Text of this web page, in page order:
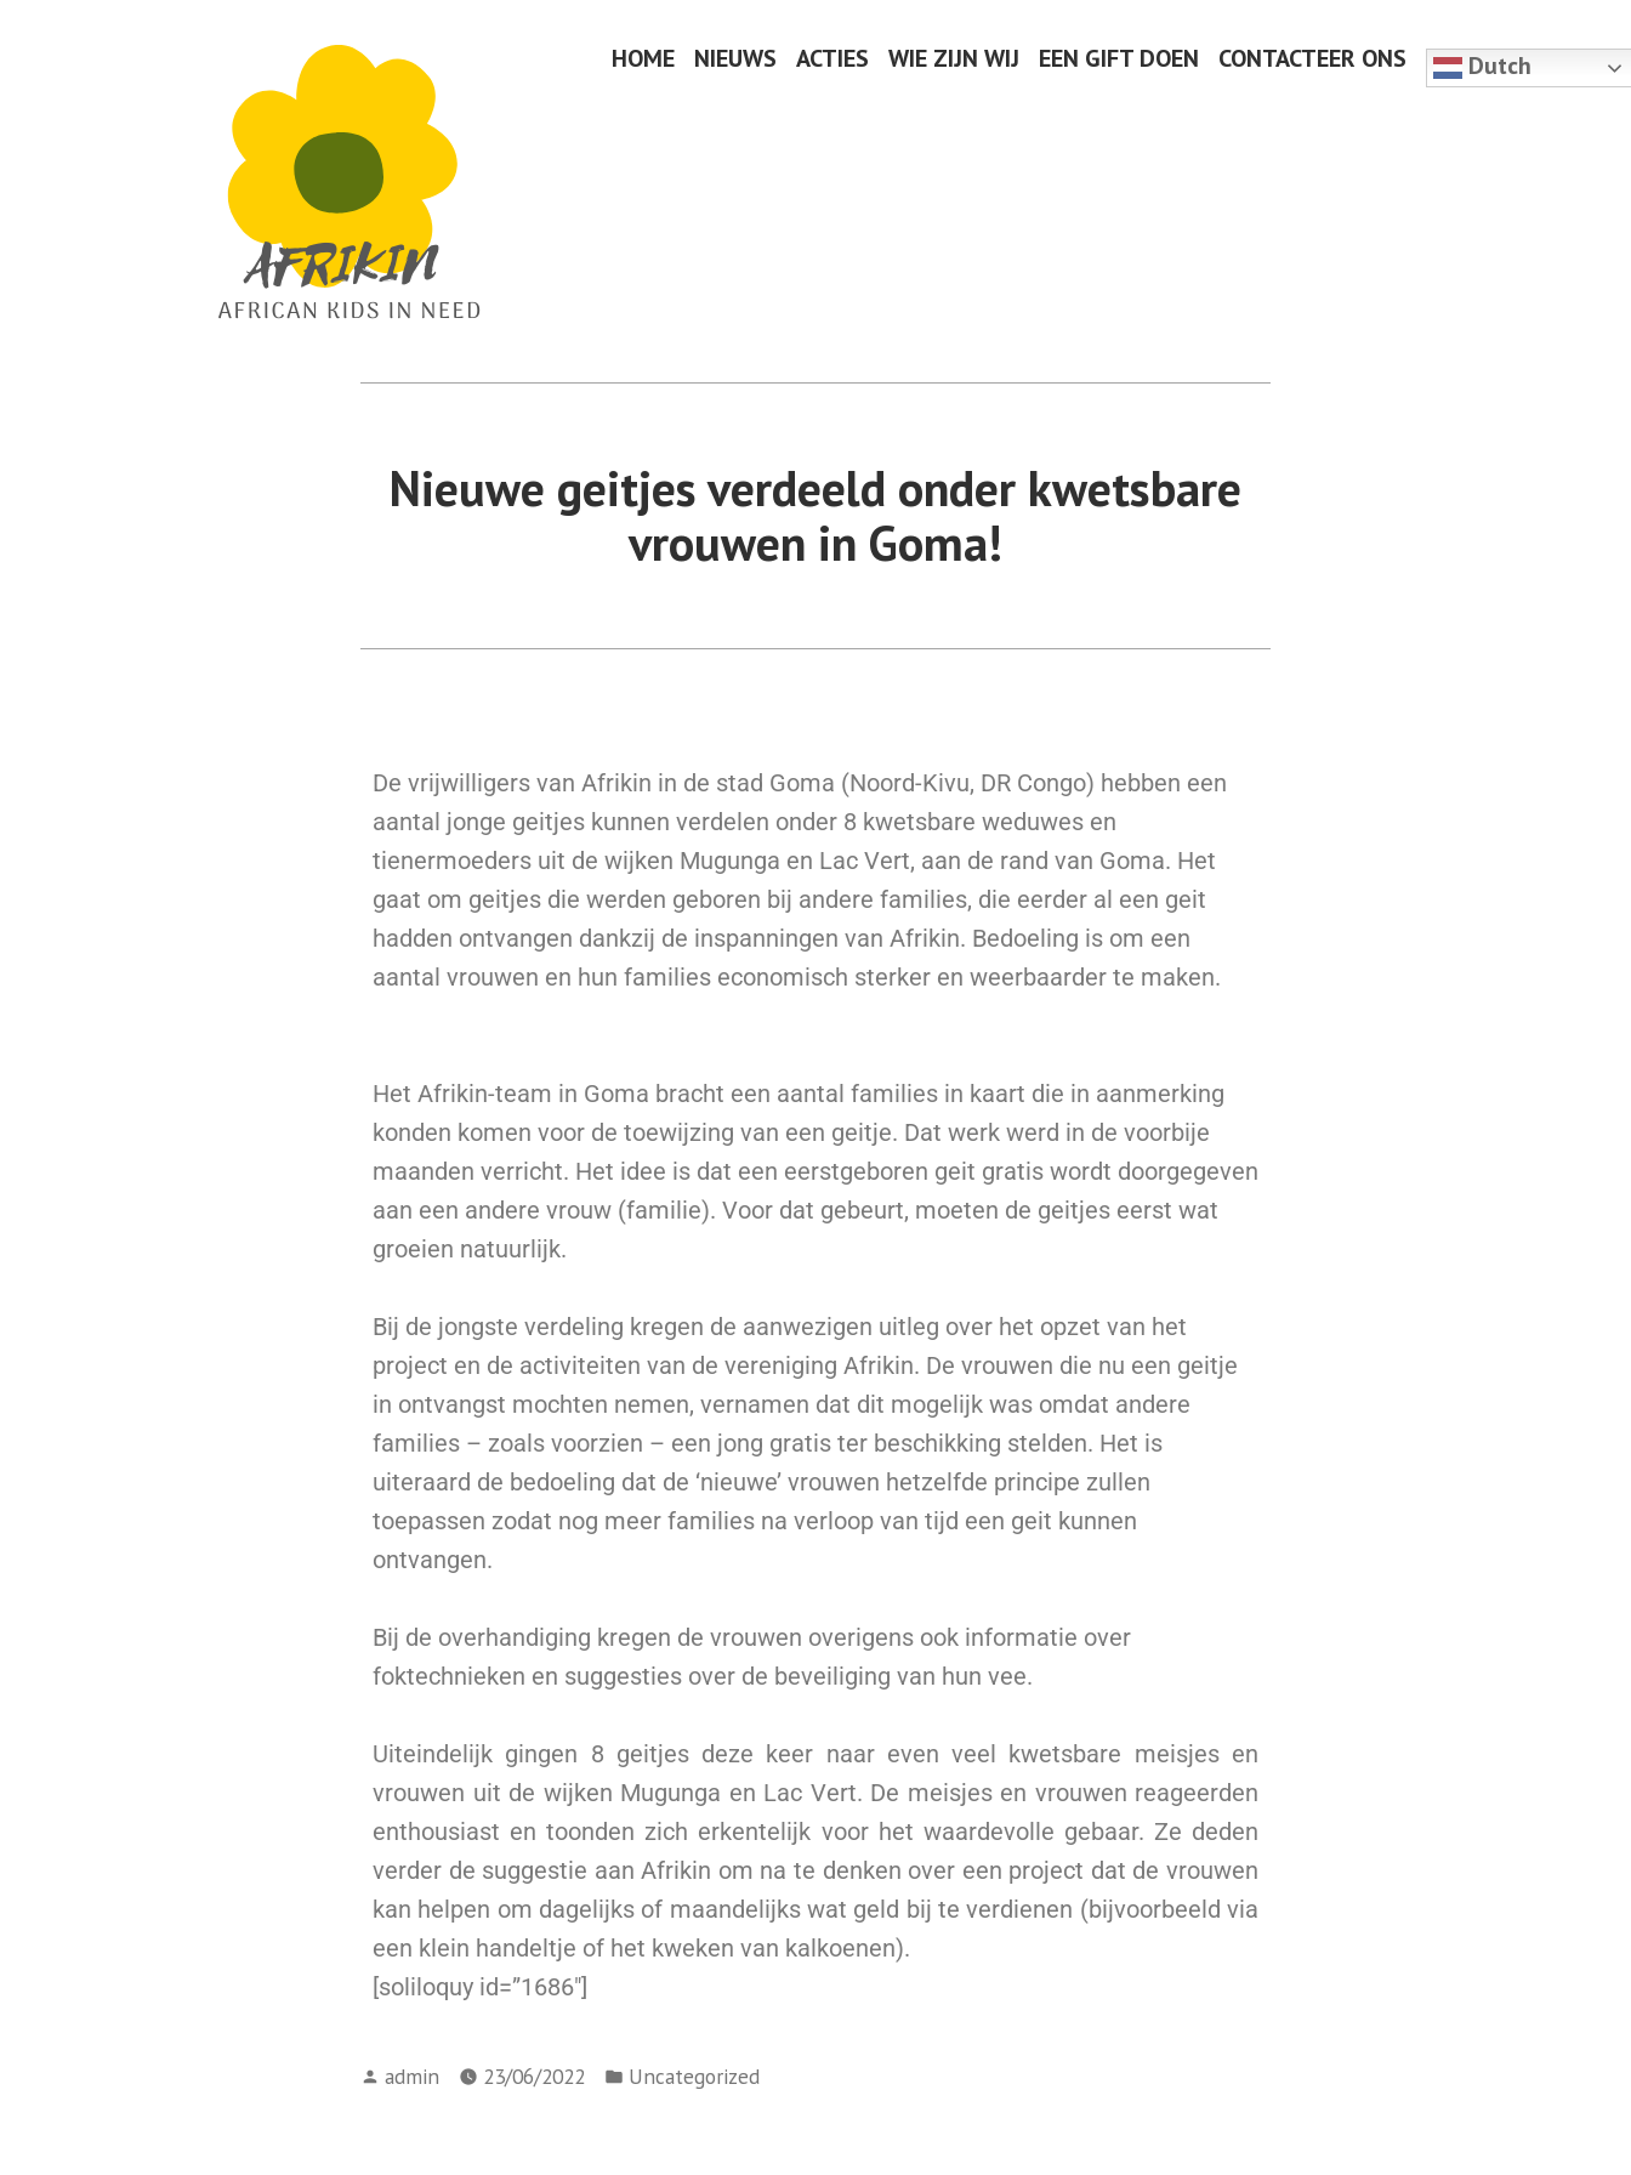
Afrikin
African Kids In Need
HOME NIEUWS ACTIES WIE ZIJN WIJ EEN GIFT DOEN CONTACTEER ONS Dutch
Nieuwe geitjes verdeeld onder kwetsbare
vrouwen in Goma!
De vrijwilligers van Afrikin in de stad Goma (Noord-Kivu, DR Congo) hebben een
aantal jonge geitjes kunnen verdelen onder 8 kwetsbare weduwes en
tienermoeders uit de wijken Mugunga en Lac Vert, aan de rand van Goma. Het
gaat om geitjes die werden geboren bij andere families, die eerder al een geit
hadden ontvangen dankzij de inspanningen van Afrikin. Bedoeling is om een
aantal vrouwen en hun families economisch sterker en weerbaarder te maken.
Het Afrikin-team in Goma bracht een aantal families in kaart die in aanmerking
konden komen voor de toewijzing van een geitje. Dat werk werd in de voorbije
maanden verricht. Het idee is dat een eerstgeboren geit gratis wordt doorgegeven
aan een andere vrouw (familie). Voor dat gebeurt, moeten de geitjes eerst wat
groeien natuurlijk.
Bij de jongste verdeling kregen de aanwezigen uitleg over het opzet van het
project en de activiteiten van de vereniging Afrikin. De vrouwen die nu een geitje
in ontvangst mochten nemen, vernamen dat dit mogelijk was omdat andere
families – zoals voorzien – een jong gratis ter beschikking stelden. Het is
uiteraard de bedoeling dat de ‘nieuwe’ vrouwen hetzelfde principe zullen
toepassen zodat nog meer families na verloop van tijd een geit kunnen
ontvangen.
Bij de overhandiging kregen de vrouwen overigens ook informatie over
foktechnieken en suggesties over de beveiliging van hun vee.
Uiteindelijk gingen 8 geitjes deze keer naar even veel kwetsbare meisjes en
vrouwen uit de wijken Mugunga en Lac Vert. De meisjes en vrouwen reageerden
enthousiast en toonden zich erkentelijk voor het waardevolle gebaar. Ze deden
verder de suggestie aan Afrikin om na te denken over een project dat de vrouwen
kan helpen om dagelijks of maandelijks wat geld bij te verdienen (bijvoorbeeld via
een klein handeltje of het kweken van kalkoenen).
[soliloquy id=”1686″]
admin 23/06/2022 Uncategorized